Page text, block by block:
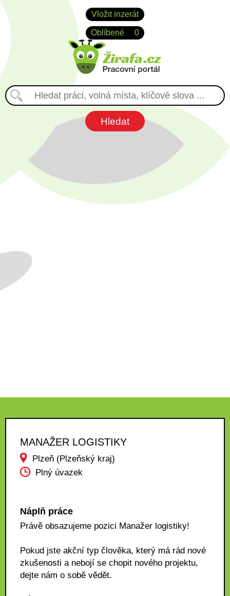
Vložit inzerát
Oblíbené 0
MANAŽER LOGISTIKY
Plzeň (Plzeňský kraj)
Plný úvazek
Náplň práce
Právě obsazujeme pozici Manažer logistiky!
Pokud jste akční typ člověka, který má rád nové
zkušenosti a nebojí se chopit nového projektu,
dejte nám o sobě vědět.